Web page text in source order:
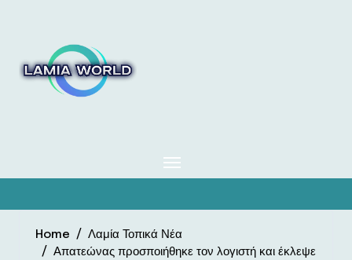
Home
Λαμία Τοπικά Νέα
Απατεώνας προσποιήθηκε τον λογιστή και έκλεψε